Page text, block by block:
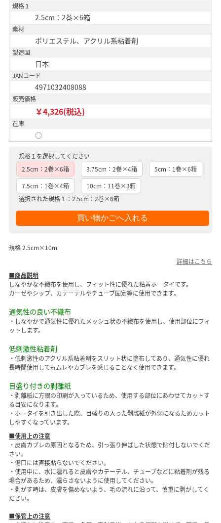
規格１
2.5cm：2巻×6箱
素材
ポリエステル、アクリル系粘着剤
製造国
日本
JANコード
4971032408088
販売価格
￥4,326(税込)
在庫
○
規格１を選択してください
2.5cm：2巻×6箱
3.75cm：2巻×4箱
5cm：1巻×6箱
7.5cm：1巻×4箱
10cm：11巻×3箱
選択された規格１：2.5cm：2巻×6箱
規格 2.5cm×10m
詳細はこちら
■商品説明
しなやかな不織布を使用し、フィット性に優れた粘着ホータイです。
ガーゼやシップ、カテーテルやチューブ固定等に使用できます。
通気性の良い不織布
・しなやかで通気性に優れたメッシュ状の不織布を使用し、使用部位にフィ
ットします。
低刺激性粘着剤
・低刺激性のアクリル系粘着剤をスリット状に塗布してあり、通気性に優れ
長時間使用してもムレやカブレを感じることなく使用できます。
目盛り付きの剥離紙
・剥離紙に方眼の印刷が入っているため、使用する部位にあわせてカットす
る目安になります。
・ホータイを引き出した際、目盛りの入った剥離紙が外側になるためカット
しやすくなっています。
■使用上の注意
・皮膚カブレの原因となるため、引っ張り伸ばした状態で貼付しないでくだ
さい。
・傷口には直接貼らないでください。
・使用中に、水に濡れると皮膚やカテーテル、チューブなどに粘着剤が残る
場合があるため、濡らさないように使用してください。
・剥がす時は、皮膚を傷めないよう、毛の流れに沿って、慎重に剥がしてく
ださい。
■保管上の注意